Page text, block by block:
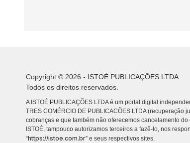
Copyright © 2026 - ISTOÉ PUBLICAÇÕES LTDA
Todos os direitos reservados.
A ISTOÉ PUBLICAÇÕES LTDA é um portal digital
TRES COMÉRCIO DE PUBLICACÕES LTDA (recuperação
cobranças e que também não oferecemos cancelamento
ISTOÉ, tampouco autorizamos terceiros a fazê-lo, nos
“https://istoe.com.br” e seus respectivos sites.